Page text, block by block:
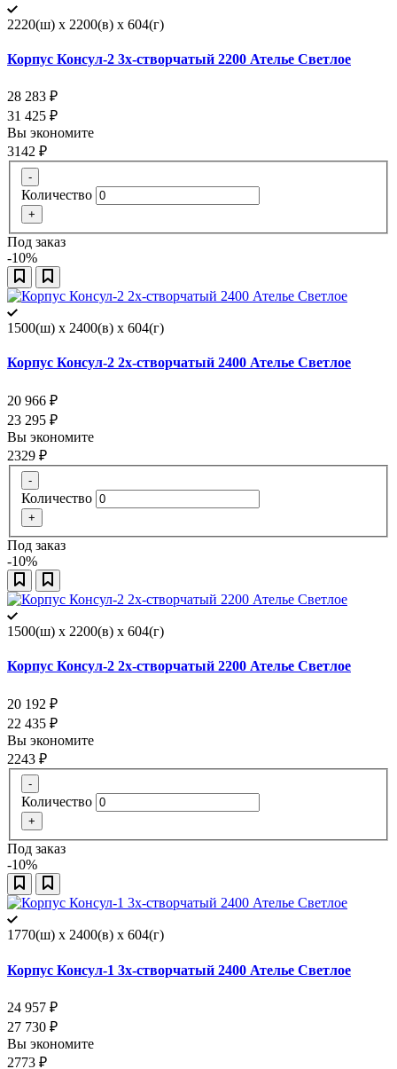
2220(ш) x 2200(в) x 604(г)
Корпус Консул-2 3х-створчатый 2200 Ателье Светлое
28 283 ₽
31 425 ₽
Вы экономите
3142 ₽
-
Количество
+
Под заказ
-10%
1500(ш) x 2400(в) x 604(г)
Корпус Консул-2 2х-створчатый 2400 Ателье Светлое
20 966 ₽
23 295 ₽
Вы экономите
2329 ₽
-
Количество
+
Под заказ
-10%
1500(ш) x 2200(в) x 604(г)
Корпус Консул-2 2х-створчатый 2200 Ателье Светлое
20 192 ₽
22 435 ₽
Вы экономите
2243 ₽
-
Количество
+
Под заказ
-10%
1770(ш) x 2400(в) x 604(г)
Корпус Консул-1 3х-створчатый 2400 Ателье Светлое
24 957 ₽
27 730 ₽
Вы экономите
2773 ₽